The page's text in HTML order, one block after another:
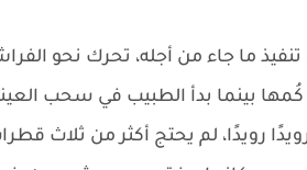
ما جاء من أجله، تحرك نحو
بينما بدأ الطبيب في سحب
رويدًا، لم يحتج أكثر من ثلاث